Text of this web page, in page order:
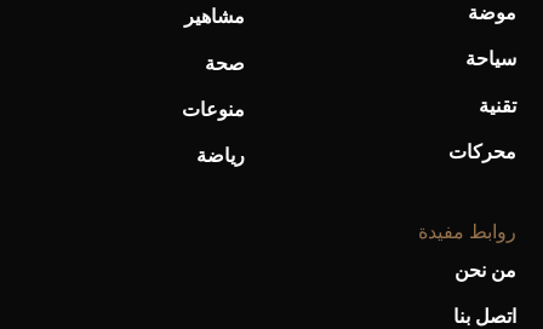
أفضل تدريج للشعر الطويل لإطلالة جريئة وعصرية
موضة
سياحة
تقنية
محركات
مشاهير
صحة
منوعات
رياضة
روابط مفيدة
من نحن
اتصل بنا